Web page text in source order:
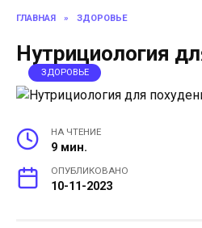
ГЛАВНАЯ » ЗДОРОВЬЕ
Нутрициология
ЗДОРОВЬЕ
НА ЧТЕНИЕ
9 мин.
ОПУБЛИКОВАНО
10-11-2023